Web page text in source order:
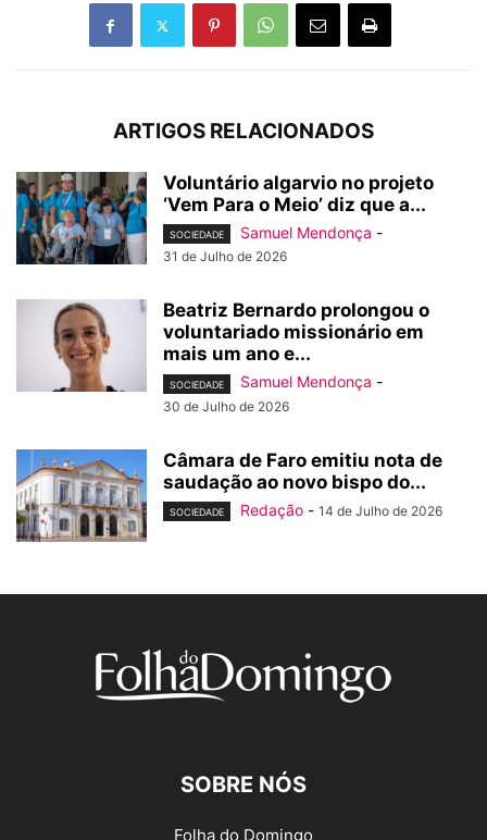
ARTIGOS RELACIONADOS
Voluntário algarvio no projeto
‘Vem Para o Meio’ diz que a...
SOCIEDADE Samuel Mendonça -
31 de Julho de 2026
Beatriz Bernardo prolongou o
voluntariado missionário em
mais um ano e...
SOCIEDADE Samuel Mendonça -
30 de Julho de 2026
Câmara de Faro emitiu nota de
saudação ao novo bispo do...
SOCIEDADE Redação - 14 de Julho de 2026
SOBRE NÓS
Folha do Domingo